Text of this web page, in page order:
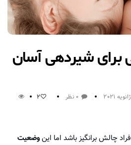
برای شیردهی آسان
0 نظر 2
چالش برانگیز باشد اما اینوضعیت